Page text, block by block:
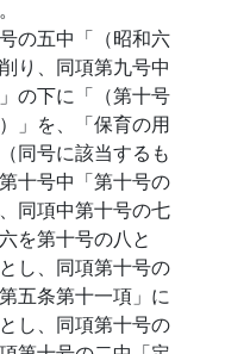
の五中「（昭和六
り、同項第九号中
の下に「（第十号
」を、「保育の用
同号に該当するも
十号中「第十号の
同項中第十号の七
を第十号の八と
し、同項第十号の
五条第十一項」に
し、同項第十号の